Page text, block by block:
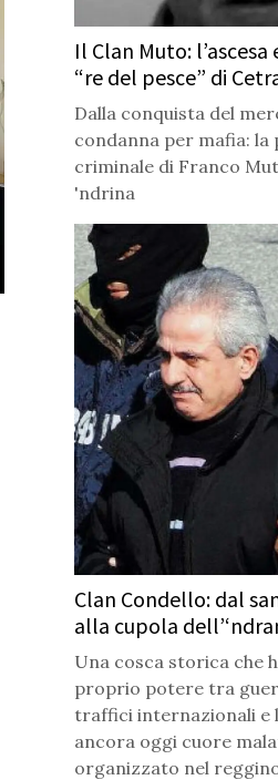
Il Clan Muto:
“re del pesce” di
Dalla conquista del
condanna per mafia: la
criminale di Franco
'ndrina
Clan Condello: dal
alla cupola
Una cosca storica che
proprio potere tra
traffici internazionali e
ancora oggi cuore
organizzato nel